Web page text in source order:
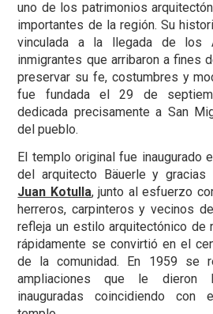
uno de los patrimonios
importantes de la región. Su
vinculada a la llegada de los
inmigrantes que arribaron a fines
preservar su fe, costumbres y
fue fundada el 29 de
dedicada precisamente a San
del pueblo.
El templo original fue inaugurado
del arquitecto Bäuerle y
Juan Kotulla, junto al esfuerzo
herreros, carpinteros y vecinos
refleja un estilo arquitectónico de
rápidamente se convirtió en el
de la comunidad. En 1959 se
ampliaciones que le dieron
inauguradas coincidiendo con